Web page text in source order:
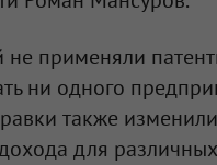
применяли
ни одного
также
для